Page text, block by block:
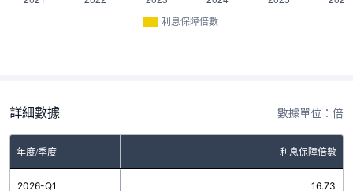
利息保障倍數
詳細數據 數據單位：倍
年度/季度 利息保障倍數
2026-Q1 16.73